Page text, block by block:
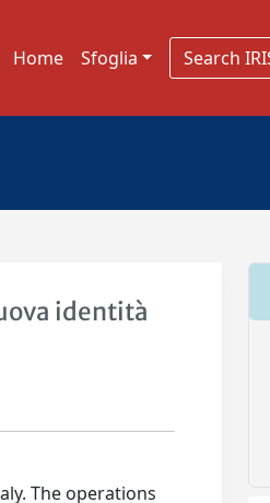
Home Sfoglia
identità
The operations